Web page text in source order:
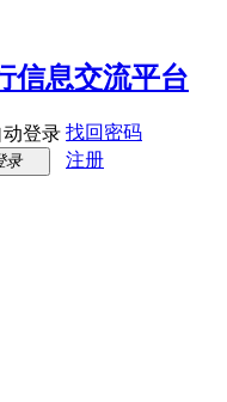
动登录 找回密码
录
注册